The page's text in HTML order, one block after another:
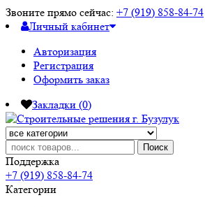
Звоните прямо сейчас: +7 (919) 858-84-74
Личный кабинет
Авторизация
Регистрация
Оформить заказ
Закладки (0)
Поиск
Поддержка
+7 (919) 858-84-74
Категории